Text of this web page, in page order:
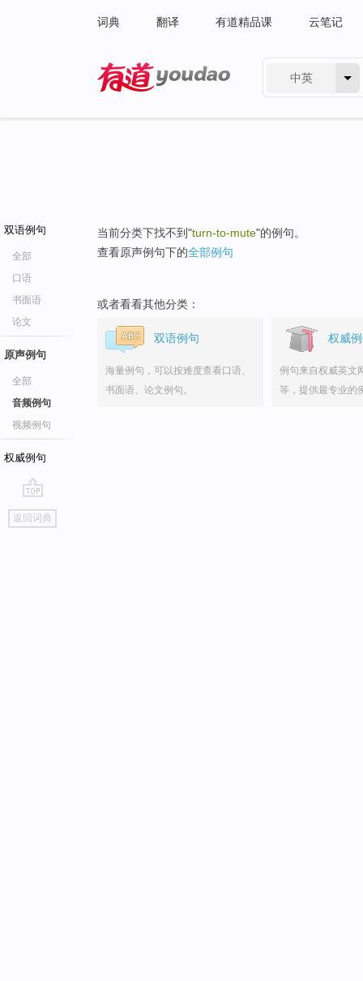
词典 翻译 有道精品课 云笔记
中英
双语例句
全部
口语
书面语
论文
原声例句
全部
音频例句
视频例句
权威例句
go
top
返回词典
当前分类下找不到"turn-to-mute"的例句。
查看原声例句下的全部例句
或者看看其他分类：
双语例句
海量例句，可以按难度查看口语、
书面语、论文例句。
权威
例句来自权威英文
等，提供最专业的